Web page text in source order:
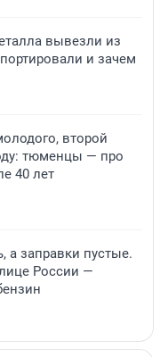
вывезли из
и зачем
второй
тюменцы — про
40 лет
а заправки пустые.
России —